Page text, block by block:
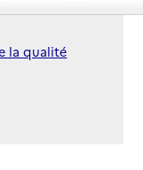
la qualité